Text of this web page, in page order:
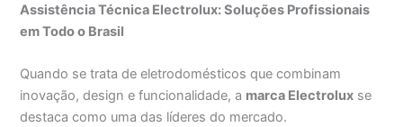
Assistência Técnica Electrolux: Soluções Profissionais
em Todo o Brasil
Quando se trata de eletrodomésticos que combinam
inovação, design e funcionalidade, a marca Electrolux se
destaca como uma das líderes do mercado.